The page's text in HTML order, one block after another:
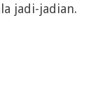
jadi-jadian.